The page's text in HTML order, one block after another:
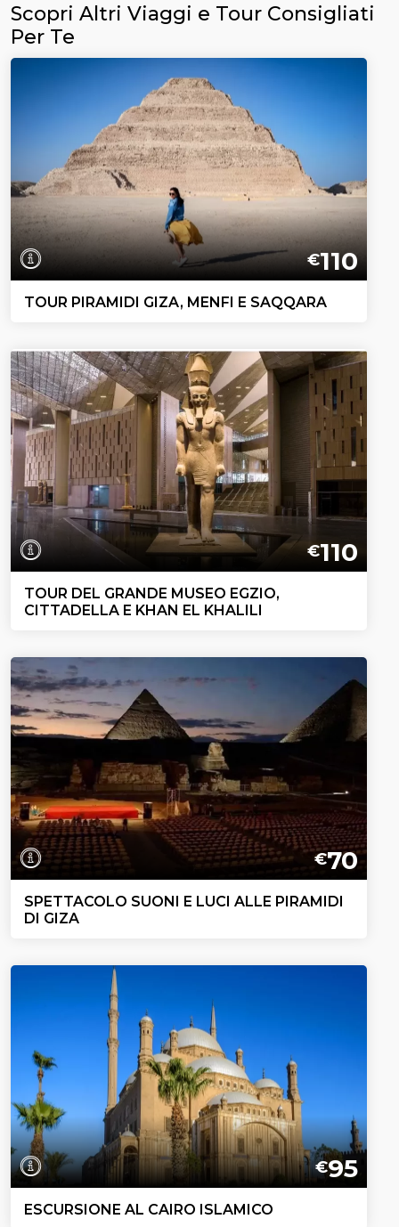
Scopri Altri Viaggi e Tour Consigliati
Per Te
€110
TOUR PIRAMIDI GIZA, MENFI E SAQQARA
€110
TOUR DEL GRANDE MUSEO EGZIO,
CITTADELLA E KHAN EL KHALILI
€70
SPETTACOLO SUONI E LUCI ALLE PIRAMIDI
DI GIZA
€95
ESCURSIONE AL CAIRO ISLAMICO